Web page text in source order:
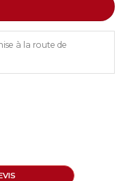
à la route de